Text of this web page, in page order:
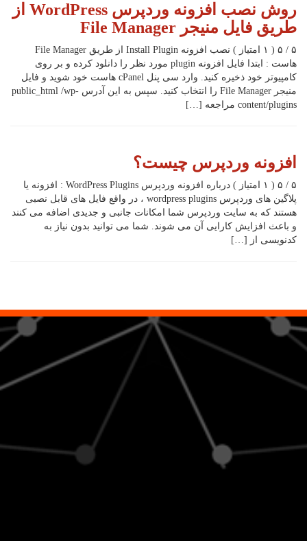
روش نصب افزونه وردپرس WordPress از
طریق فایل منیجر File Manager
۵ / ۵ ( ۱ امتیاز ) نصب افزونه Install Plugin از طریق File Manager
هاست : ابتدا فایل افزونه plugin مورد نظر را دانلود کرده و بر روی
کامپیوتر خود ذخیره کنید. وارد سی پنل cPanel هاست خود شوید و فایل
منیجر File Manager را انتخاب کنید. سپس به این آدرس public_html /wp-
content/plugins مراجعه […]
افزونه وردپرس چیست؟
۵ / ۵ ( ۱ امتیاز ) درباره افزونه وردپرس WordPress Plugins : افزونه‌ یا
پلاگین های وردپرس wordpress plugins ، در واقع فایل های قابل نصبی
هستند که به سایت وردپرس شما امکانات جانبی و جدیدی اضافه می کنند
و باعث افزایش کارایی آن می شوند. شما می توانید بدون نیاز به
کدنویسی از […]